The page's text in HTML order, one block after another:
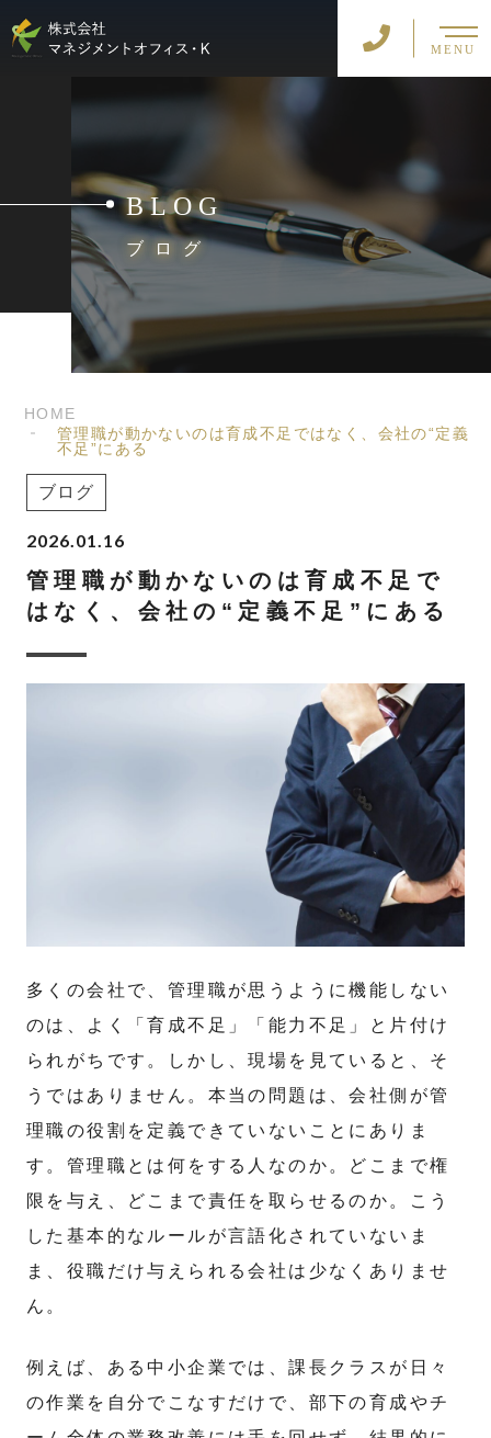
MENU
BLOG
ブログ
HOME
管理職が動かないのは育成不足ではなく、会社の“定義
不足”にある
ブログ
2026.01.16
管理職が動かないのは育成不足で
はなく、会社の“定義不足”にある
多くの会社で、管理職が思うように機能しない
のは、よく「育成不足」「能力不足」と片付け
られがちです。しかし、現場を見ていると、そ
うではありません。本当の問題は、会社側が管
理職の役割を定義できていないことにありま
す。管理職とは何をする人なのか。どこまで権
限を与え、どこまで責任を取らせるのか。こう
した基本的なルールが言語化されていないま
ま、役職だけ与えられる会社は少なくありませ
ん。
例えば、ある中小企業では、課長クラスが日々
の作業を自分でこなすだけで、部下の育成やチ